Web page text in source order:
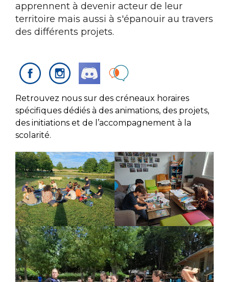
apprennent à devenir acteur de leur
territoire mais aussi à s'épanouir au travers
des différents projets.
Retrouvez nous sur des créneaux horaires
spécifiques dédiés à des animations, des projets,
des initiations et de l’accompagnement à la
scolarité.